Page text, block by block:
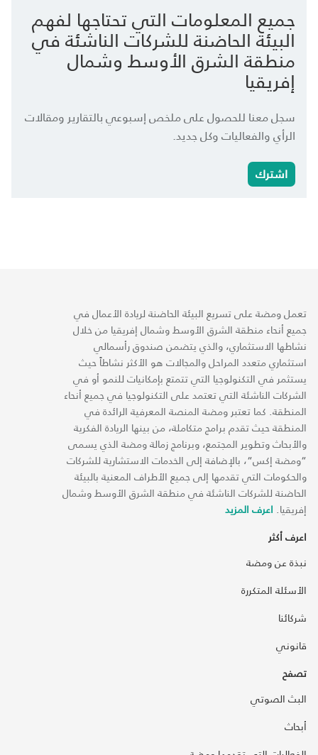
جميع المعلومات التي تحتاجها لفهم
البيئة الحاضنة للشركات الناشئة في
منطقة الشرق الأوسط وشمال
إفريقيا
سجل معنا للحصول على ملخص إسبوعي بالتقارير ومقالات
الرأي والفعاليات وكل جديد.
اشترك
تعمل ومضة على تسريع البيئة الحاضنة لريادة الأعمال في
جميع أنحاء منطقة الشرق الأوسط وشمال إفريقيا من خلال
نشاطها الاستثماري، والذي يتضمن صندوق رأسمالي
استثماري متعدد المراحل والمجالات هو الأكثر نشاطاً حيث
يستثمر في التكنولوجيا التي تتمتع بإمكانيات للنمو أو في
الشركات الناشئة التي تعتمد على التكنولوجيا في جميع أنحاء
المنطقة. كما تعتبر ومضة المنصة المعرفية الرائدة في
المنطقة حيث تقدم برامج متكاملة، من بينها الريادة الفكرية
والأبحاث وتطوير المجتمع، وبرنامج زمالة ومضة الذي يسمى
“ومضة إكس“، بالإضافة إلى الخدمات الاستشارية للشركات
والحكومات التي تقدمها إلى جميع الأطراف المعنية بالبيئة
الحاضنة للشركات الناشئة في منطقة الشرق الأوسط وشمال
إفريقيا. اعرف المزيد
اعرف أكثر
نبذة عن ومضة
الأسئلة المتكررة
شركائنا
قانوني
تصفح
البث الصوتي
أبحاث